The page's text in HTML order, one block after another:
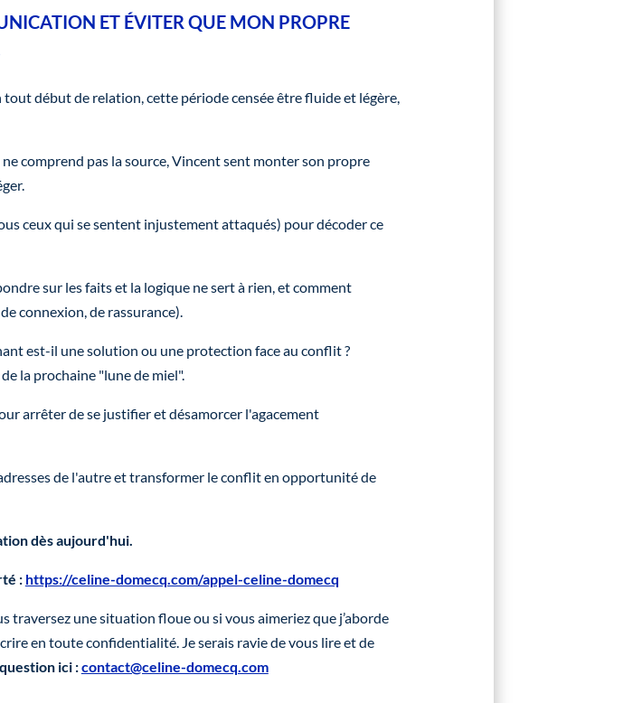
ET ÉVITER QUE MON PROPRE
début de relation, cette période censée être fluide et légère,
comprend pas la source, Vincent sent monter son propre
ceux qui se sentent injustement attaqués) pour décoder ce
sur les faits et la logique ne sert à rien, et comment
connexion, de rassurance).
est-il une solution ou une protection face au conflit ?
la prochaine "lune de miel".
arrêter de se justifier et désamorcer l'agacement
de l'autre et transformer le conflit en opportunité de
dès aujourd'hui.
: https://celine-domecq.com/appel-celine-domecq
traversez une situation floue ou si vous aimeriez que j’aborde
en toute confidentialité. Je serais ravie de vous lire et de
ici :contact@celine-domecq.com